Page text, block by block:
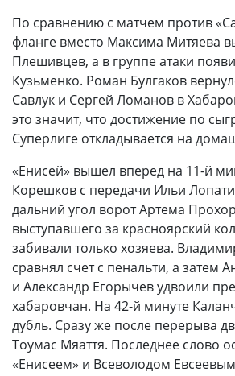
По сравнению с матчем против
фланге вместо Максима Митяева
Плешивцев, а в группе атаки
Кузьменко. Роман Булгаков
Савлук и Сергей Ломанов в
это значит, что достижение по
Суперлиге откладывается на
«Енисей» вышел вперед на 11-й
Корешков с передачи Ильи
дальний угол ворот Артема
выступавшего за красноярский
забивали только хозяева.
сравнял счет с пенальти, а затем
и Александр Егорычев удвоили
хабаровчан. На 42-й минуте
дубль. Сразу же после перерыва
Тоумас Мяаття. Последнее слово
«Енисеем» и Всеволодом